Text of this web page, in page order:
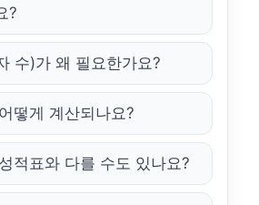
?
수)가 왜 필요한가요?
떻게 계산되나요?
적표와 다를 수도 있나요?